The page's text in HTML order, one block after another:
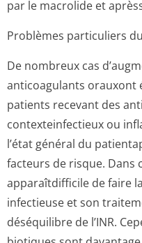
par le macrolide et
Problèmes particuliers
De nombreux cas
anticoagulants orauxont
patients recevant des
contexteinfectieux ou
l’état général du
facteurs de risque. Dans
apparaîtdifficile de faire
infectieuse et son
déséquilibre de l’INR.